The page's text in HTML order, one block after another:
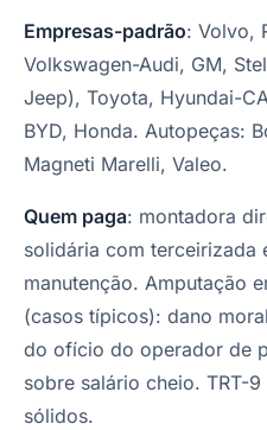
Empresas-padrão: Volvo,
Volkswagen-Audi, GM,
Jeep), Toyota, Hyundai-
BYD, Honda. Autopeças:
Magneti Marelli, Valeo.
Quem paga: montadora
solidária com terceirizada
manutenção. Amputação
(casos típicos): dano
do ofício do operador de
sobre salário cheio. TRT-9
sólidos.